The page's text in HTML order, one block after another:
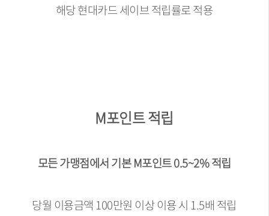
해당 현대카드 세이브 적립률로 적용
M포인트 적립
모든 가맹점에서 기본 M포인트 0.5~2% 적립
당월 이용금액 100만원 이상 이용 시 1.5배 적립